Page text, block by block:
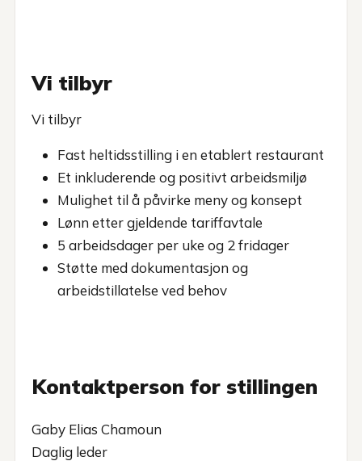
Vi tilbyr
Vi tilbyr
Fast heltidsstilling i en etablert restaurant
Et inkluderende og positivt arbeidsmiljø
Mulighet til å påvirke meny og konsept
Lønn etter gjeldende tariffavtale
5 arbeidsdager per uke og 2 fridager
Støtte med dokumentasjon og
arbeidstillatelse ved behov
Kontaktperson for stillingen
Gaby Elias Chamoun
Daglig leder